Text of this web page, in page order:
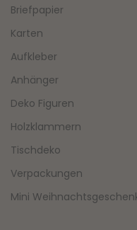
Briefpapier
Karten
Aufkleber
Anhänger
Deko Figuren
Holzklammern
Tischdeko
Verpackungen
Mini